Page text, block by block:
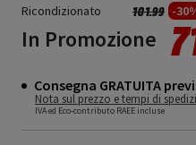
Ricondizionato
Prezzo
101.99a -
In Promozione
Consegna GRATUITA
Nota sul prezzo e tempi di
IVA ed Eco-contributo RAEE incluse